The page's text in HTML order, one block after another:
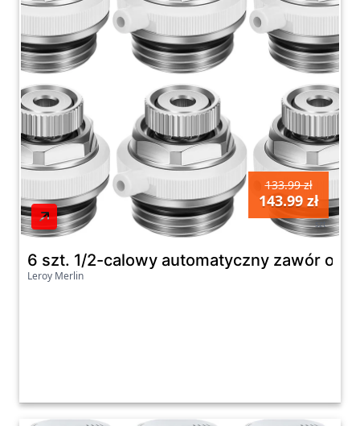
133.99 zł
143.99 zł
szt
6 szt. 1/2-calowy automatyczny zawór
Leroy Merlin